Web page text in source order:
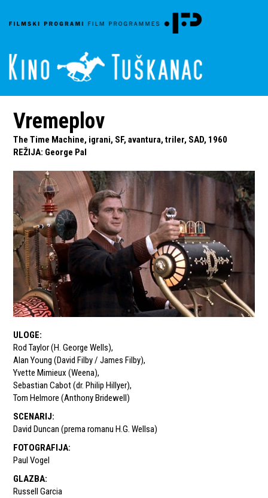
Vremeplov
The Time Machine, igrani, SF, avantura, triler, SAD, 1960
REŽIJA: George Pal
ULOGE:
Rod Taylor (H. George Wells),
Alan Young (David Filby / James Filby),
Yvette Mimieux (Weena),
Sebastian Cabot (dr. Philip Hillyer),
Tom Helmore (Anthony Bridewell)
SCENARIJ:
David Duncan (prema romanu H.G. Wellsa)
FOTOGRAFIJA:
Paul Vogel
GLAZBA:
Russell Garcia